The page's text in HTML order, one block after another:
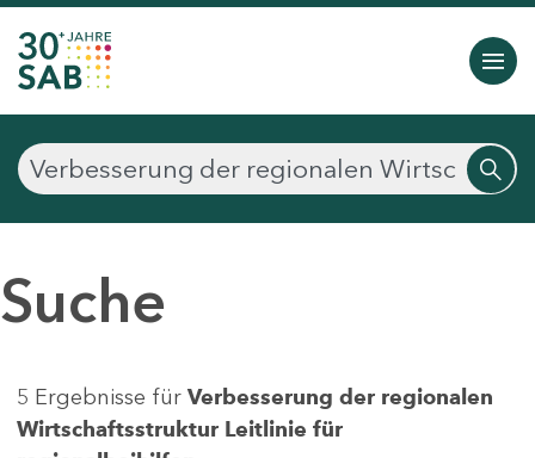
Suche
5 Ergebnisse für Verbesserung der regionalen
Wirtschaftsstruktur Leitlinie für